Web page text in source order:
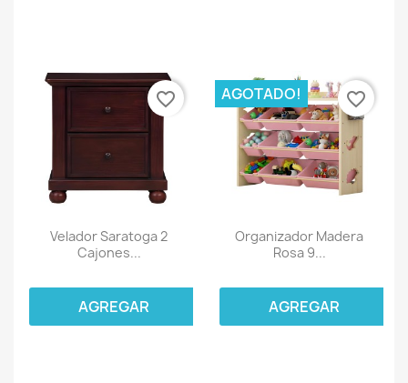
Velador Saratoga 2
Cajones...
AGREGAR
favorite_border
Organizador Madera
Rosa 9...
AGOTADO!
AGREGAR
favorite_border